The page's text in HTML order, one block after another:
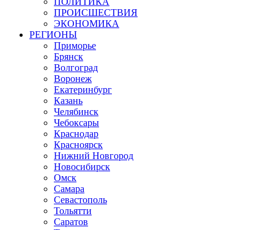
ПРОИСШЕСТВИЯ
ЭКОНОМИКА
РЕГИОНЫ
Приморье
Брянск
Волгоград
Воронеж
Екатеринбург
Казань
Челябинск
Чебоксары
Краснодар
Красноярск
Нижний Новгород
Новосибирск
Омск
Самара
Севастополь
Тольятти
Саратов